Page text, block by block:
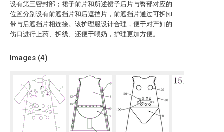
设有第三密封部；裙子前片和所述裙子后片与臀部对应的
位置分别设有前遮挡片和后遮挡片，前遮挡片通过可拆卸
带与后遮挡片相连接。该护理服设计合理，便于对产妇的
伤口进行上药、拆线、还便于喂奶，护理更加方便。
Images (4)